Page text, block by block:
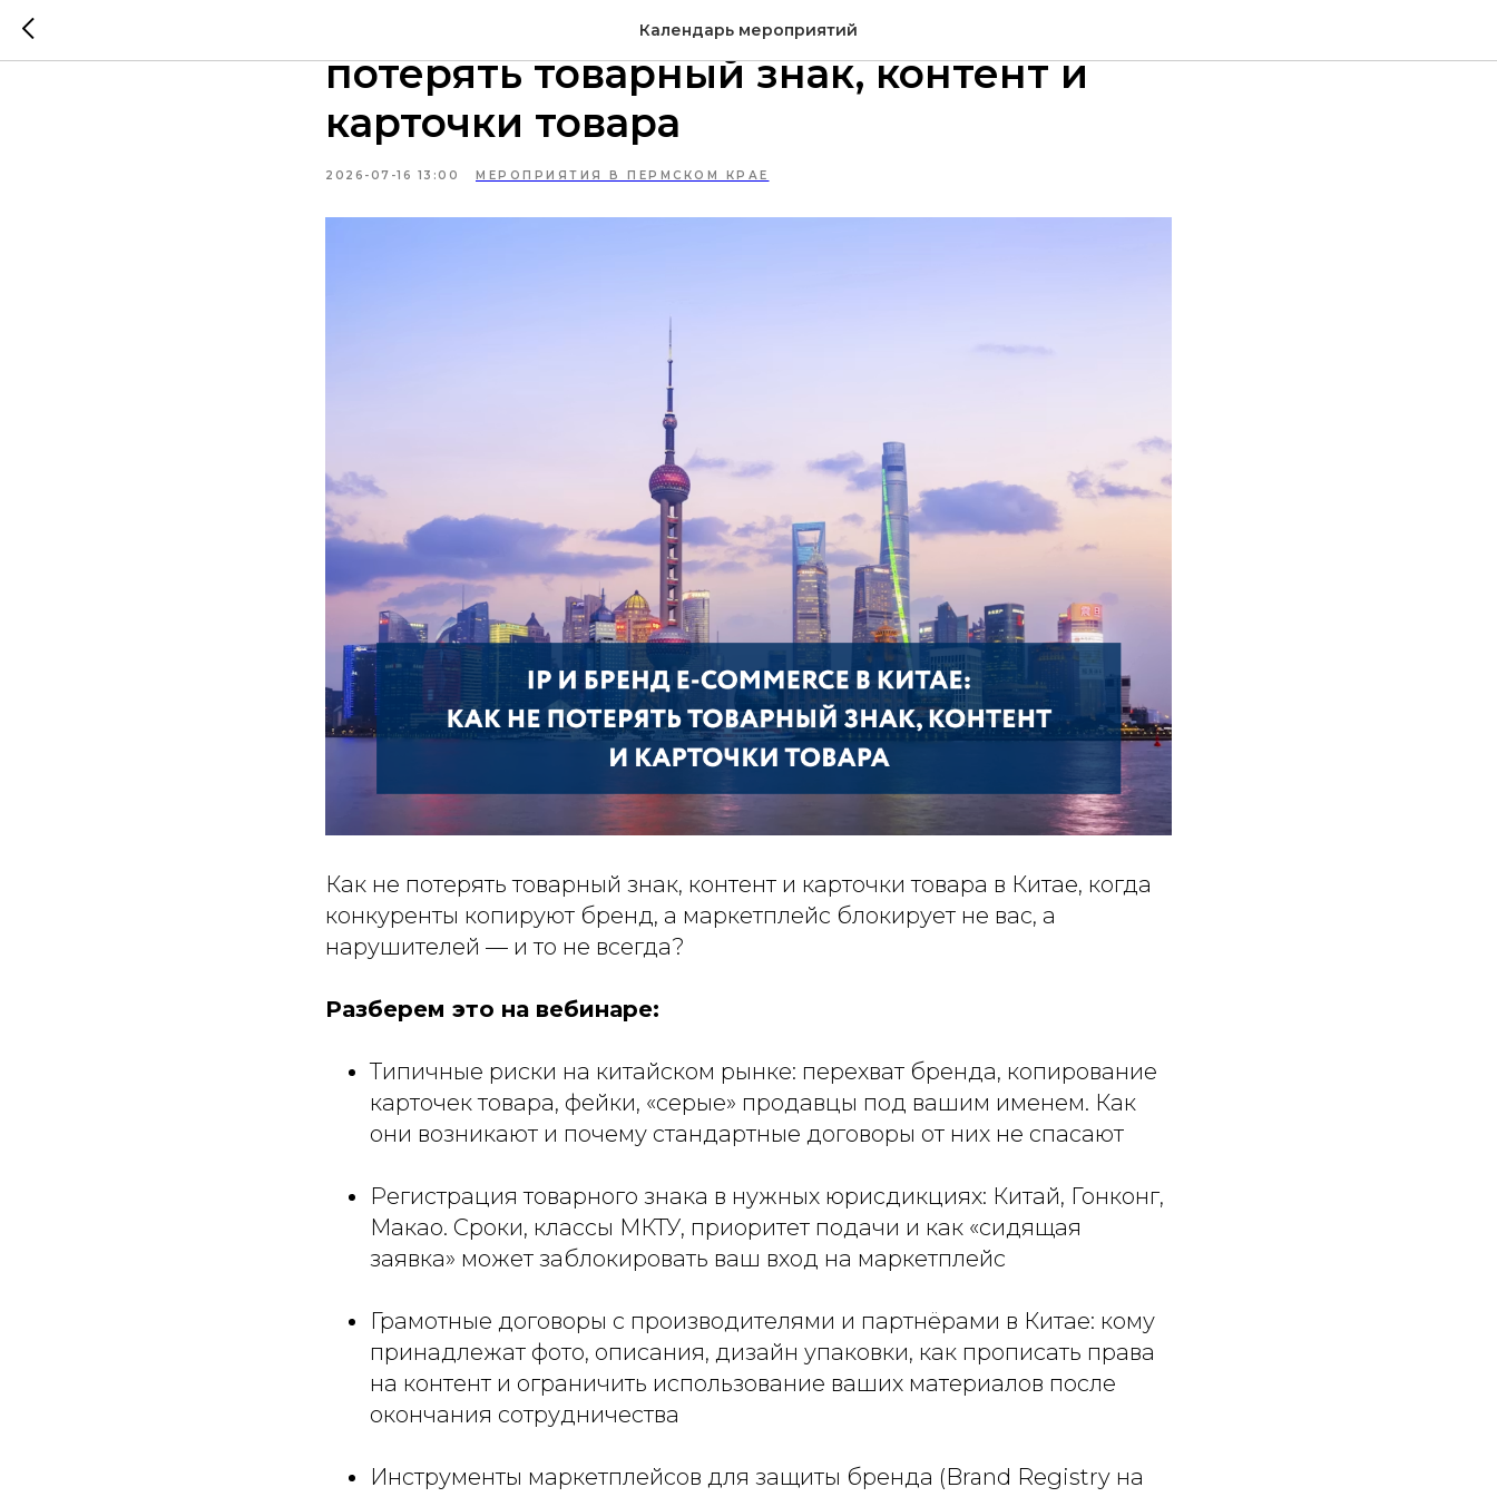
Календарь мероприятий
IP и бренд e-commerce в Китае: как не
потерять товарный знак, контент и
карточки товара
2026-07-16 13:00 МЕРОПРИЯТИЯ В ПЕРМСКОМ КРАЕ
Как не потерять товарный знак, контент и карточки товара в Китае, когда
конкуренты копируют бренд, а маркетплейс блокирует не вас, а
нарушителей — и то не всегда?
Разберем это на вебинаре:
Типичные риски на китайском рынке: перехват бренда, копирование
карточек товара, фейки, «серые» продавцы под вашим именем. Как
они возникают и почему стандартные договоры от них не спасают
Регистрация товарного знака в нужных юрисдикциях: Китай, Гонконг,
Макао. Сроки, классы МКТУ, приоритет подачи и как «сидящая
заявка» может заблокировать ваш вход на маркетплейс
Грамотные договоры с производителями и партнёрами в Китае: кому
принадлежат фото, описания, дизайн упаковки, как прописать права
на контент и ограничить использование ваших материалов после
окончания сотрудничества
Инструменты маркетплейсов для защиты бренда (Brand Registry на